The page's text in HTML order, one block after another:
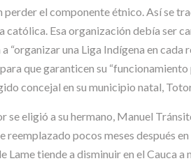
perder el componente étnico. Así se
católica. Esa organización debía ser
“organizar una Liga Indígena en
que garanticen su
concejal en su municipio natal,
se eligió a su hermano, Manuel
reemplazado pocos meses después
Lame tiende a disminuir en el Cauca